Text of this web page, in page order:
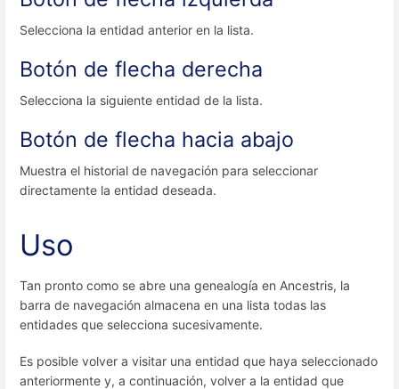
Selecciona la entidad anterior en la lista.
Botón de flecha derecha
Selecciona la siguiente entidad de la lista.
Botón de flecha hacia abajo
Muestra el historial de navegación para seleccionar
directamente la entidad deseada.
Uso
Tan pronto como se abre una genealogía en Ancestris, la
barra de navegación almacena en una lista todas las
entidades que selecciona sucesivamente.
Es posible volver a visitar una entidad que haya seleccionado
anteriormente y, a continuación, volver a la entidad que